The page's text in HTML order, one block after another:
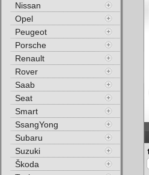
Nissan
Opel
Peugeot
Porsche
Renault
Rover
Saab
Seat
Smart
SsangYong
Subaru
Suzuki
Škoda